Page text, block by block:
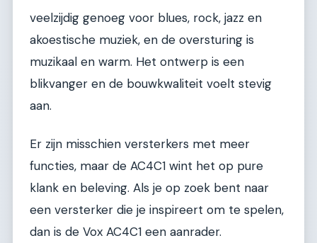
veelzijdig genoeg voor blues, rock, jazz en
akoestische muziek, en de oversturing is
muzikaal en warm. Het ontwerp is een
blikvanger en de bouwkwaliteit voelt stevig
aan.
Er zijn misschien versterkers met meer
functies, maar de AC4C1 wint het op pure
klank en beleving. Als je op zoek bent naar
een versterker die je inspireert om te spelen,
dan is de Vox AC4C1 een aanrader.